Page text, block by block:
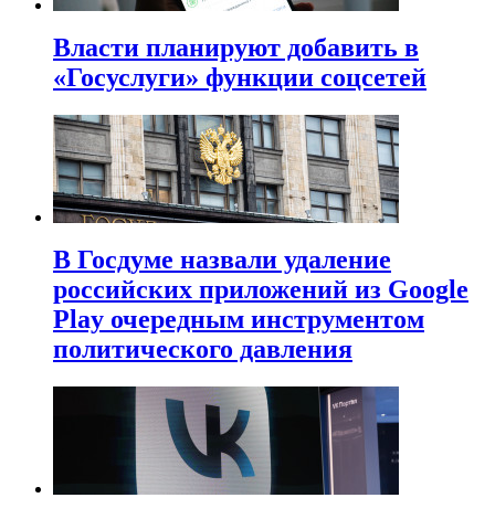
Власти планируют добавить в
«Госуслуги» функции соцсетей
В Госдуме назвали удаление
российских приложений из Google
Play очередным инструментом
политического давления